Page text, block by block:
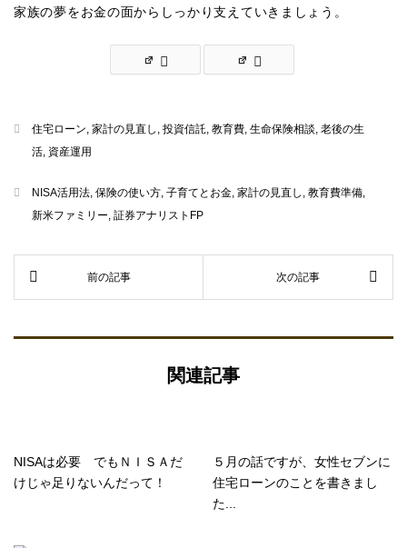
家族の夢をお金の面からしっかり支えていきましょう。
住宅ローン 家計の見直し 投資信託 教育費 生命保険相談 老後の生
活 資産運用
NISA活用法 保険の使い方 子育てとお金 家計の見直し 教育費準備
新米ファミリー 証券アナリストFP
関連記事
NISAは必要 でもＮＩＳＡだ
けじゃ足りないんだって！
５月の話ですが、女性セブンに
住宅ローンのことを書きまし
た...